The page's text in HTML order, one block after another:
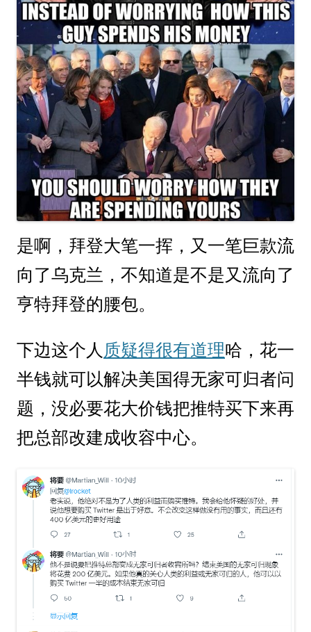
是啊，拜登大笔一挥，又一笔巨款流
向了乌克兰，不知道是不是又流向了
亨特拜登的腰包。
下边这个人 质疑得很有道理哈，花一
半钱就可以解决美国得无家可归者问
题，没必要花大价钱把推特买下来再
把总部改建成收容中心。